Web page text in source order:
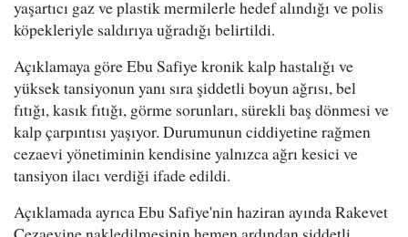
yaşartıcı gaz ve plastik mermilerle hedef alındığı ve polis
köpekleriyle saldırıya uğradığı belirtildi.
Açıklamaya göre Ebu Safiye kronik kalp hastalığı ve
yüksek tansiyonun yanı sıra şiddetli boyun ağrısı, bel
fıtığı, kasık fıtığı, görme sorunları, sürekli baş dönmesi ve
kalp çarpıntısı yaşıyor. Durumunun ciddiyetine rağmen
cezaevi yönetiminin kendisine yalnızca ağrı kesici ve
tansiyon ilacı verdiği ifade edildi.
Açıklamada ayrıca Ebu Safiye'nin haziran ayında Rakevet